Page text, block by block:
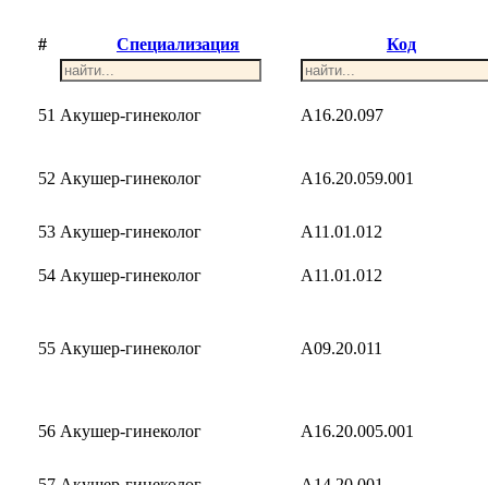
# Специализация Код
51 Акушер-гинеколог A16.20.097
52 Акушер-гинеколог A16.20.059.001
53 Акушер-гинеколог A11.01.012
54 Акушер-гинеколог A11.01.012
55 Акушер-гинеколог A09.20.011
56 Акушер-гинеколог A16.20.005.001